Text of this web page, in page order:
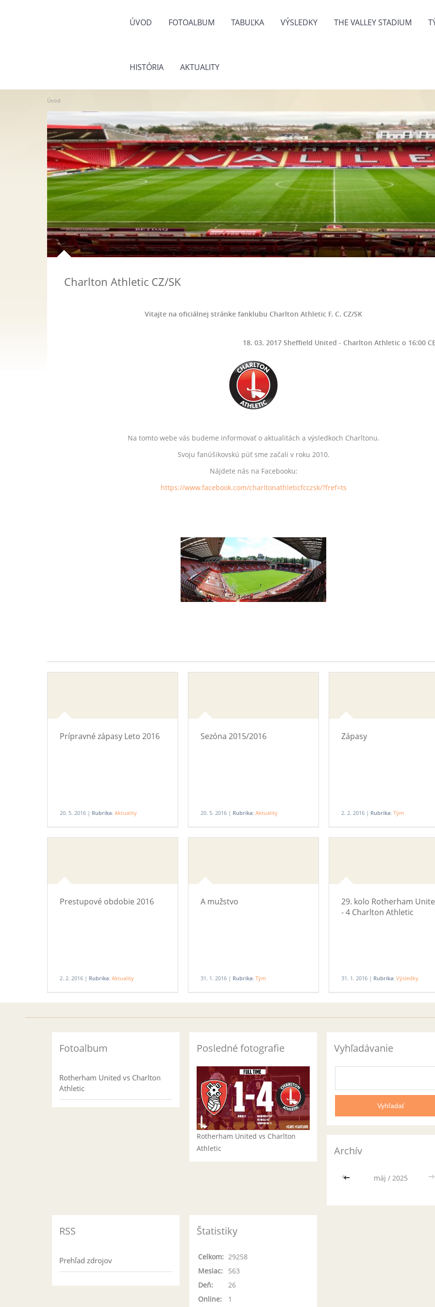
ÚVOD FOTOALBUM TABUĽKA VÝSLEDKY THE VALLEY STADIUM
HISTÓRIA AKTUALITY
Úvod
Charlton Athletic CZ/SK
Vitajte na oficiálnej stránke fanklubu Charlton Athletic F. C. CZ/SK
18. 03. 2017 Sheffield United - Charlton Athletic o 16:00 CET.
Na tomto webe vás budeme informovať o aktualitách a výsledkoch Charltonu.
Svoju fanúšikovskú púť sme začali v roku 2010.
Nájdete nás na Facebooku:
https://www.facebook.com/charltonathleticfcczsk/?fref=ts
Prípravné zápasy Leto 2016
20. 5. 2016 | Rubrika: Aktuality
Sezóna 2015/2016
20. 5. 2016 | Rubrika: Aktuality
Zápasy
2. 2. 2016 | Rubrika: Tým
Prestupové obdobie 2016
2. 2. 2016 | Rubrika: Aktuality
A mužstvo
31. 1. 2016 | Rubrika: Tým
29. kolo Rotherham
- 4 Charlton Athletic
31. 1. 2016 | Rubrika: Výsledky
Fotoalbum
Rotherham United vs Charlton
Athletic
Posledné fotografie
Rotherham United vs Charlton
Athletic
Vyhľadávanie
Archív
<< máj / 2025
RSS
Prehľad zdrojov
Štatistiky
Online: 1
Celkom: 29258
Mesiac:
563
Deň:
26